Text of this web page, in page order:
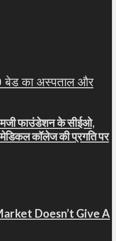
फाउंडेशन के सीईओ,
कॉलेज की प्रगति पर
Doesn’t Give A